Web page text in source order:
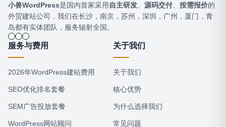
小兽WordPress是国内首家采用 自主研发 源码交付 按需报价的
外贸建站公司，我们在长沙，南京，苏州，深圳，广州，厦门，青
岛都有实体团队，服务辐射全国。
服务与费用
2026年WordPress建站费用
SEO优化排名套餐
SEM广告投放套餐
WordPress网站顾问
关于我们
关于我们
核心优势
为什么选择我们
常见问题